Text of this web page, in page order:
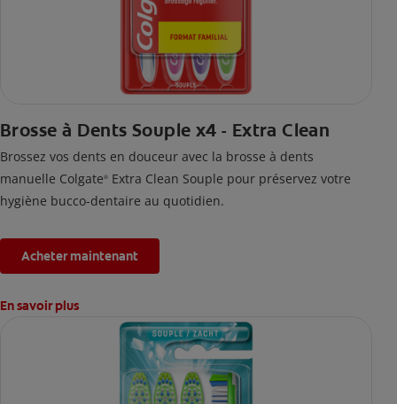
Brosse à Dents Souple x4 - Extra Clean
Brossez vos dents en douceur avec la brosse à dents
manuelle Colgate® Extra Clean Souple pour préservez votre
hygiène bucco-dentaire au quotidien.
Acheter maintenant
En savoir plus